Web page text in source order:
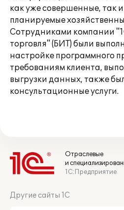
как уже совершенные, так
планируемые
Сотрудниками компании
торговля" (БИТ) были
настройке программного
требованиям клиента,
выгрузки данных, также
консультационные услуги.
Отраслевые
и
1С:Предприятие
Другие сайты 1С